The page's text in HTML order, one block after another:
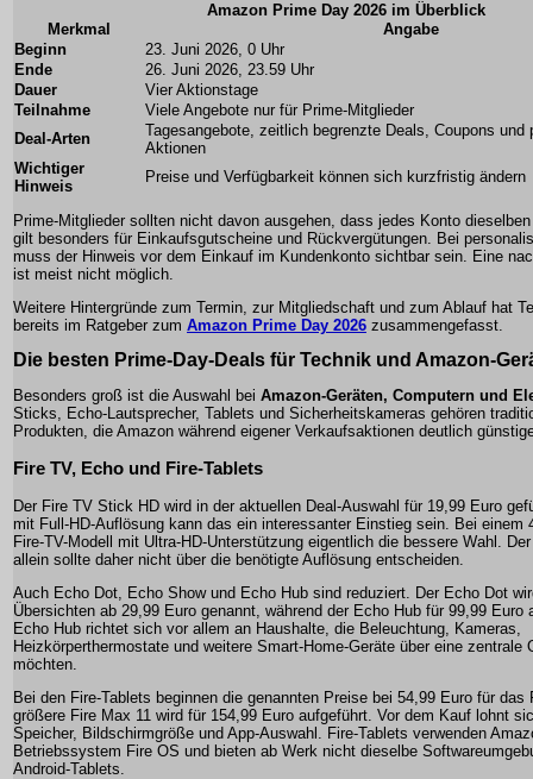
Amazon Prime Day 2026 im Überblick
Merkmal
Angabe
Beginn
23. Juni 2026, 0 Uhr
Ende
26. Juni 2026, 23.59 Uhr
Dauer
Vier Aktionstage
Teilnahme
Viele Angebote nur für Prime-Mitglieder
Deal-Arten
Tagesangebote, zeitlich begrenzte Deals, Coupons und
Aktionen
Wichtiger
Hinweis
Preise und Verfügbarkeit können sich kurzfristig ändern
Prime-Mitglieder sollten nicht davon ausgehen, dass jedes Konto
gilt besonders für Einkaufsgutscheine und Rückvergütungen. Bei
muss der Hinweis vor dem Einkauf im Kundenkonto sichtbar sein. Eine
ist meist nicht möglich.
Weitere Hintergründe zum Termin, zur Mitgliedschaft und zum Ablauf hat
bereits im Ratgeber zum Amazon Prime Day 2026 zusammengefasst.
Die besten Prime-Day-Deals für Technik und Amazon-
Besonders groß ist die Auswahl bei Amazon-Geräten, Computern und
Sticks, Echo-Lautsprecher, Tablets und Sicherheitskameras gehören
Produkten, die Amazon während eigener Verkaufsaktionen deutlich
Fire TV, Echo und Fire-Tablets
Der Fire TV Stick HD wird in der aktuellen Deal-Auswahl für 19,99 Euro
mit Full-HD-Auflösung kann das ein interessanter Einstieg sein. Bei einem
Fire-TV-Modell mit Ultra-HD-Unterstützung eigentlich die bessere Wahl.
allein sollte daher nicht über die benötigte Auflösung entscheiden.
Auch Echo Dot, Echo Show und Echo Hub sind reduziert. Der Echo Dot
Übersichten ab 29,99 Euro genannt, während der Echo Hub für 99,99 Euro
Echo Hub richtet sich vor allem an Haushalte, die Beleuchtung, Kameras,
Heizkörperthermostate und weitere Smart-Home-Geräte über eine zentrale
möchten.
Bei den Fire-Tablets beginnen die genannten Preise bei 54,99 Euro für das
größere Fire Max 11 wird für 154,99 Euro aufgeführt. Vor dem Kauf lohnt
Speicher, Bildschirmgröße und App-Auswahl. Fire-Tablets verwenden
Betriebssystem Fire OS und bieten ab Werk nicht dieselbe
Android-Tablets.